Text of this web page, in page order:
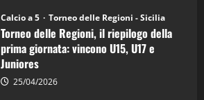
Juniores
è
vicecampione
d’Italia
Calcio a 5 Torneo delle Regioni - Sicilia
Torneo delle Regioni, il riepilogo della
prima giornata: vincono U15, U17 e
Juniores
25/04/2026